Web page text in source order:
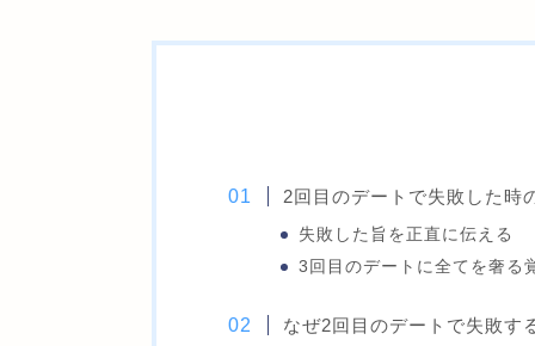
2回目のデートで失敗した時
失敗した旨を正直に伝える
3回目のデートに全てを奢る
なぜ2回目のデートで失敗す